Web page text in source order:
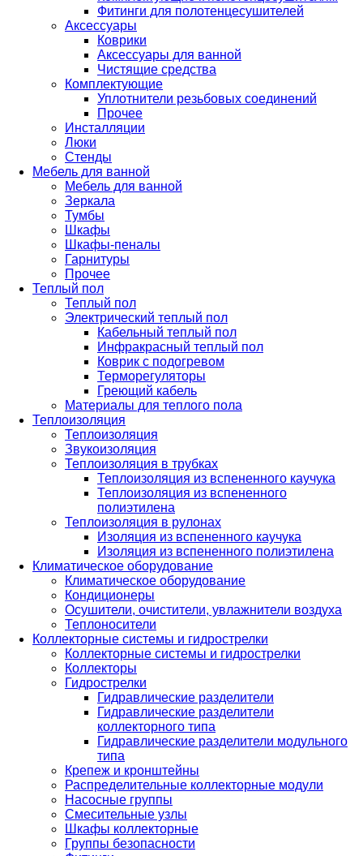
Фитинги для полотенцесушителей
Аксессуары
Коврики
Аксессуары для ванной
Чистящие средства
Комплектующие
Уплотнители резьбовых соединений
Прочее
Инсталляции
Люки
Стенды
Мебель для ванной
Мебель для ванной
Зеркала
Тумбы
Шкафы
Шкафы-пеналы
Гарнитуры
Прочее
Теплый пол
Теплый пол
Электрический теплый пол
Кабельный теплый пол
Инфракрасный теплый пол
Коврик с подогревом
Терморегуляторы
Греющий кабель
Материалы для теплого пола
Теплоизоляция
Теплоизоляция
Звукоизоляция
Теплоизоляция в трубках
Теплоизоляция из вспененного каучука
Теплоизоляция из вспененного
полиэтилена
Теплоизоляция в рулонах
Изоляция из вспененного каучука
Изоляция из вспененного полиэтилена
Климатическое оборудование
Климатическое оборудование
Кондиционеры
Осушители, очистители, увлажнители воздуха
Теплоносители
Коллекторные системы и гидрострелки
Коллекторные системы и гидрострелки
Коллекторы
Гидрострелки
Гидравлические разделители
Гидравлические разделители
коллекторного типа
Гидравлические разделители модульного
типа
Крепеж и кронштейны
Распределительные коллекторные модули
Насосные группы
Смесительные узлы
Шкафы коллекторные
Группы безопасности